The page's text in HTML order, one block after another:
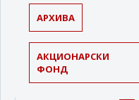
АРХИВА
АКЦИОНАРСКИ
ФОНД